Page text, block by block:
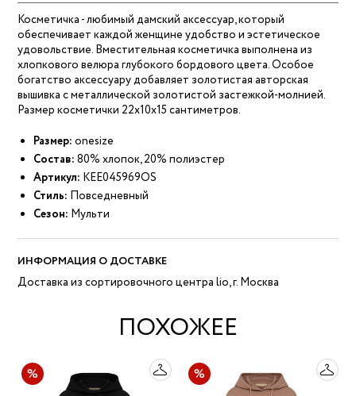
Косметичка - любимый дамский аксессуар, который
обеспечивает каждой женщине удобство и эстетическое
удовольствие. Вместительная косметичка выполнена из
хлопкового велюра глубокого бордового цвета. Особое
богатство аксессуару добавляет золотистая авторская
вышивка с металлической золотистой застежкой-молнией.
Размер косметички 22x10x15 сантиметров.
Размер: onesize
Состав: 80% хлопок, 20% полиэстер
Артикул: KEE045969OS
Стиль: Повседневный
Сезон: Мульти
ИНФОРМАЦИЯ О ДОСТАВКЕ
Доставка из сортировочного центра lio, г. Москва
ПОХОЖЕЕ